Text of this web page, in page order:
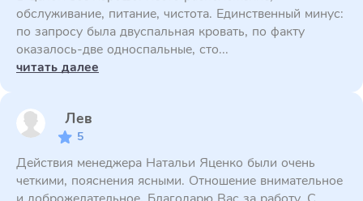
обслуживание, питание, чистота. Единственный минус:
по запросу была двуспальная кровать, по факту
оказалось-две односпальные, сто...
читать далее
Лев
5
Действия менеджера Натальи Яценко были очень
четкими, пояснения ясными. Отношение внимательное